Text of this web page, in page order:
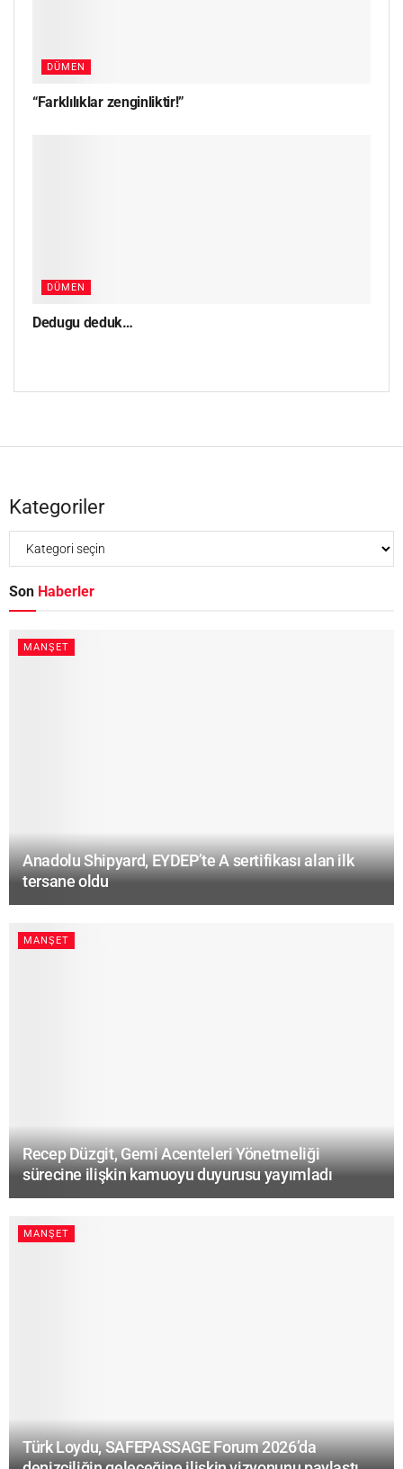
DÜMEN
“Farklılıklar zenginliktir!”
DÜMEN
Dedugu deduk…
Kategoriler
Son Haberler
MANŞET
Anadolu Shipyard, EYDEP’te A sertifikası alan ilk
tersane oldu
MANŞET
Recep Düzgit, Gemi Acenteleri Yönetmeliği
sürecine ilişkin kamuoyu duyurusu yayımladı
MANŞET
Türk Loydu, SAFEPASSAGE Forum 2026’da